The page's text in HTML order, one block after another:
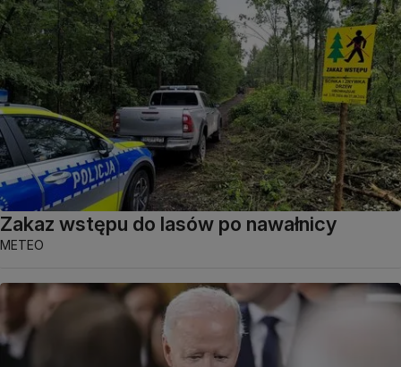
Zakaz wstępu do lasów po nawałnicy
METEO